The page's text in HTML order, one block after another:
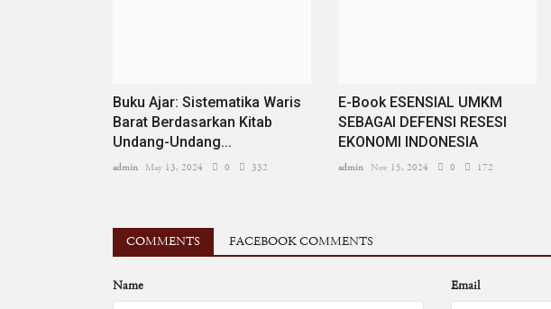
Buku Ajar: Sistematika Waris
Barat Berdasarkan Kitab
Undang-Undang...
admin May 13, 2024 0 332
E-Book ESENSIAL UMKM
SEBAGAI DEFENSI RESESI
EKONOMI INDONESIA
admin Nov 15, 2024 0 172
COMMENTS FACEBOOK COMMENTS
Name Email